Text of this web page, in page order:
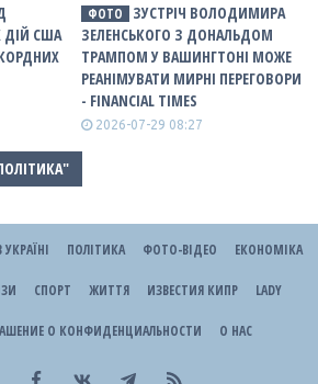
ДІЙ США
ФОТО
ЗУСТРІЧ ВОЛОДИМИРА
ЗЕЛЕНСЬКОГО З ДОНАЛЬДОМ
ТРАМПОМ У ВАШИНГТОНІ МОЖЕ
РЕАНІМУВАТИ МИРНІ ПЕРЕГОВОРИ
- FINANCIAL TIMES
2026-07-29 08:27
УКРАЇНІ ПОЛІТИКА ФОТО-ВІДЕО ЕКОНОМІКА
СПОРТ ЖИТТЯ ИЗВЕСТИЯ КИПР LADY
О КОНФИДЕНЦИАЛЬНОСТИ О НАС